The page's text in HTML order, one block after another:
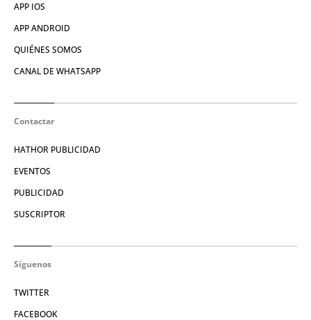
APP IOS
APP ANDROID
QUIÉNES SOMOS
CANAL DE WHATSAPP
Contactar
HATHOR PUBLICIDAD
EVENTOS
PUBLICIDAD
SUSCRIPTOR
Síguenos
TWITTER
FACEBOOK